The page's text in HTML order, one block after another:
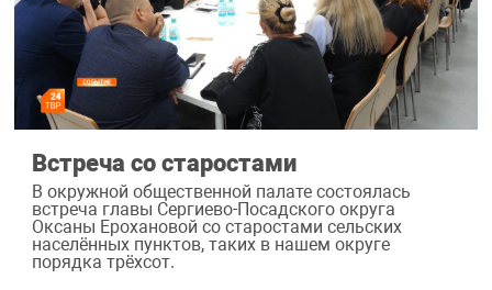
Встреча со старостами
В окружной общественной палате состоялась
встреча главы Сергиево-Посадского округа
Оксаны Ерохановой со старостами сельских
населённых пунктов, таких в нашем округе
порядка трёхсот.